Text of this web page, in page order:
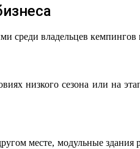
среди владельцев кемпингов
низкого сезона или на
месте, модульные здания